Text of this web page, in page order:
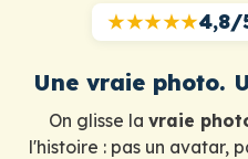
★★★★★4,8/
Une vraie photo.
On glisse la vraie
l'histoire : pas un avatar,